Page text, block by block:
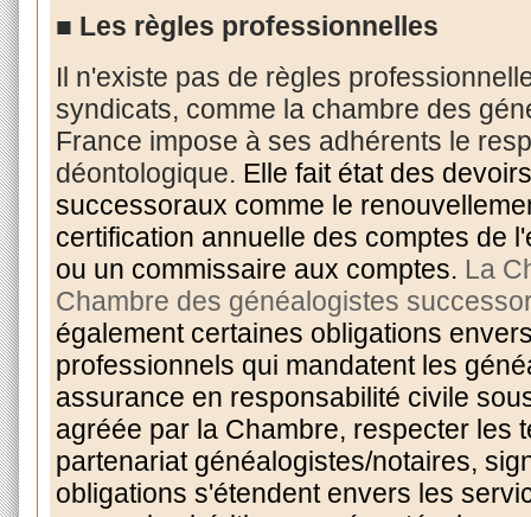
■ Les règles professionnelles
Il n'existe pas de règles
syndicats, comme la chambre des
France impose à ses adhérents le
déontologique. Elle fait état des
successoraux comme le
certification annuelle des comptes de
ou un commissaire aux comptes. La
Chambre des généalogistes
également certaines obligations
professionnels qui mandatent les
assurance en responsabilité civile
agréée par la Chambre, respecter les
partenariat généalogistes/notaires,
obligations s'étendent envers les